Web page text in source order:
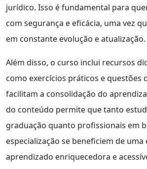
jurídico. Isso é fundamental para
com segurança e eficácia, uma vez
em constante evolução e atualização.
Além disso, o curso inclui recursos
como exercícios práticos e questões
facilitam a consolidação do
do conteúdo permite que tanto
graduação quanto profissionais em
especialização se beneficiem de uma
aprendizado enriquecedora e